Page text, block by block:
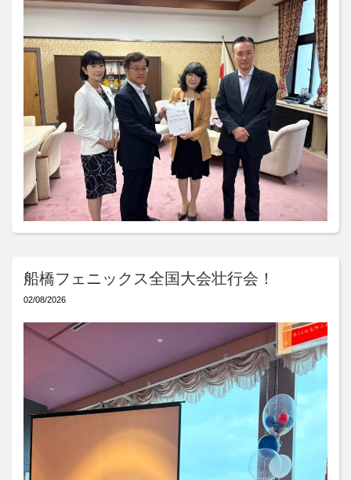
船橋フェニックス全国大会壮行会！
02/08/2026